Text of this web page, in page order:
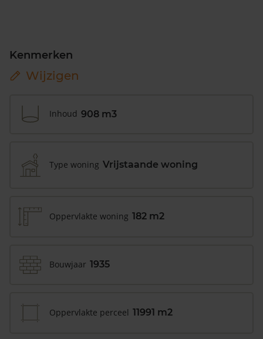
Kenmerken
Wijzigen
Inhoud 908 m3
Type woning Vrijstaande woning
Oppervlakte woning 182 m2
Bouwjaar 1935
Oppervlakte perceel 11991 m2